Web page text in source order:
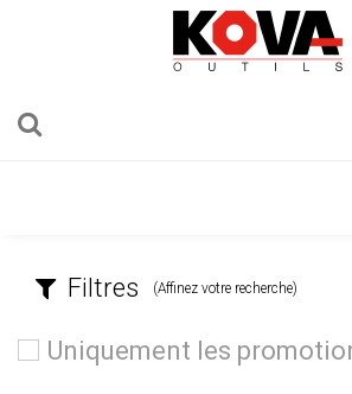
Filtres (Affinez votre recherche)
Uniquement les